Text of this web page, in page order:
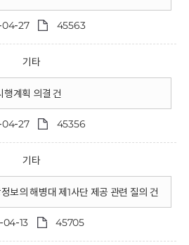
04-27 45563
기타
계획 의결 건
04-27 45356
기타
보의 해병대 제1사단 제공 관련 질의 건
04-13 45705